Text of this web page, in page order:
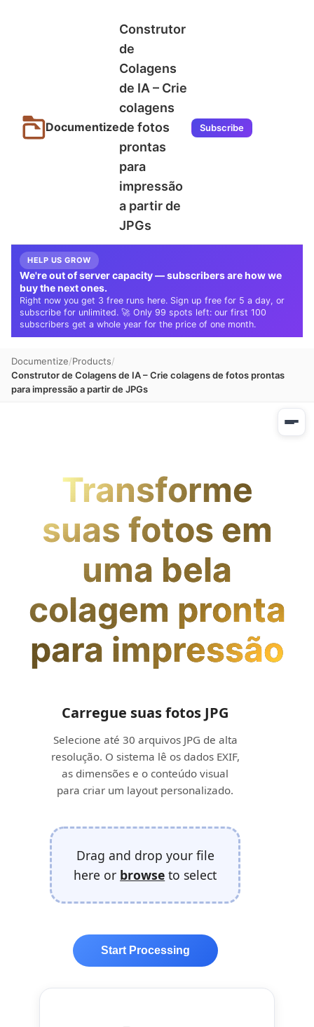
Documentize
Construtor
de
Colagens
de IA – Crie
colagens
de fotos
prontas
para
impressão
a partir de
JPGs
Subscribe
HELP US GROW
We're out of server capacity — subscribers are how we
buy the next ones.
Right now you get 3 free runs here. Sign up free for 5 a day, or
subscribe for unlimited. 🚀 Only 99 spots left: our first 100
subscribers get a whole year for the price of one month.
Documentize Products
Construtor de Colagens de IA – Crie colagens de fotos prontas
para impressão a partir de JPGs
Transforme
suas fotos em
uma bela
colagem pronta
para impressão
Carregue suas fotos JPG
Selecione até 30 arquivos JPG de alta
resolução. O sistema lê os dados EXIF,
as dimensões e o conteúdo visual
para criar um layout personalizado.
Drag and drop your file
here or browse to select
Start Processing